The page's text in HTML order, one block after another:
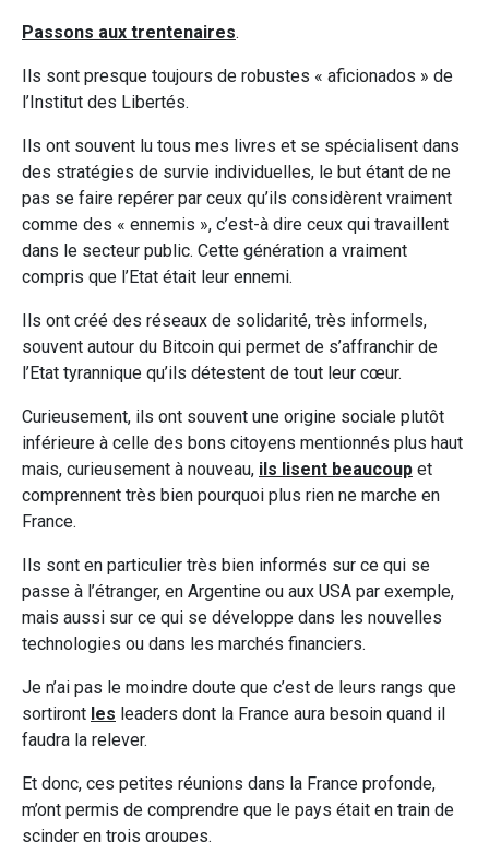
Passons aux trentenaires.
Ils sont presque toujours de robustes « aficionados » de
l’Institut des Libertés.
Ils ont souvent lu tous mes livres et se spécialisent dans
des stratégies de survie individuelles, le but étant de ne
pas se faire repérer par ceux qu’ils considèrent vraiment
comme des « ennemis », c’est-à dire ceux qui travaillent
dans le secteur public. Cette génération a vraiment
compris que l’Etat était leur ennemi.
Ils ont créé des réseaux de solidarité, très informels,
souvent autour du Bitcoin qui permet de s’affranchir de
l’Etat tyrannique qu’ils détestent de tout leur cœur.
Curieusement, ils ont souvent une origine sociale plutôt
inférieure à celle des bons citoyens mentionnés plus haut
mais, curieusement à nouveau, ils lisent beaucoup et
comprennent très bien pourquoi plus rien ne marche en
France.
Ils sont en particulier très bien informés sur ce qui se
passe à l’étranger, en Argentine ou aux USA par exemple,
mais aussi sur ce qui se développe dans les nouvelles
technologies ou dans les marchés financiers.
Je n’ai pas le moindre doute que c’est de leurs rangs que
sortiront les leaders dont la France aura besoin quand il
faudra la relever.
Et donc, ces petites réunions dans la France profonde,
m’ont permis de comprendre que le pays était en train de
scinder en trois groupes.